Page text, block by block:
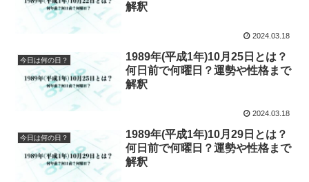
解釈
2024.03.18
今日は何の日？
1989年(平成1年)10月25日とは？
何日前で何曜日？運勢や性格まで
解釈
2024.03.18
今日は何の日？
1989年(平成1年)10月29日とは？
何日前で何曜日？運勢や性格まで
解釈